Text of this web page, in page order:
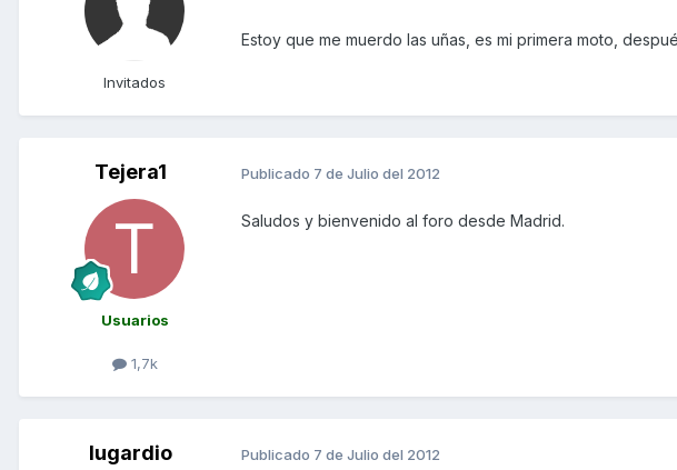
Invitados
Estoy que me muerdo las uñas, es mi primera moto,
Tejera1
Usuarios
1,7k
Publicado 7 de Julio del 2012
Saludos y bienvenido al foro desde Madrid.
lugardio Publicado 7 de Julio del 2012